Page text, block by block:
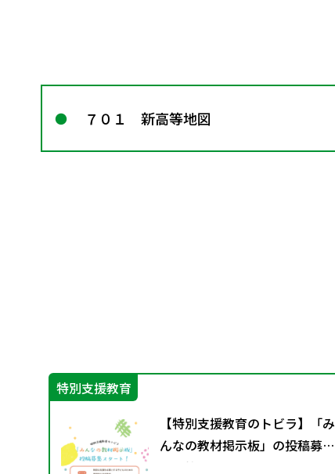
７０１ 新高等地図
特別支援教育
【特別支援教育のトビラ】「み
んなの教材掲示板」の投稿募集
を開始しました！